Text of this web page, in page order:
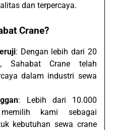
dan terpercaya.
Crane?
: Dengan lebih dari 20
Sahabat Crane telah
dalam industri sewa
: Lebih dari 10.000
kami sebagai
kebutuhan sewa crane